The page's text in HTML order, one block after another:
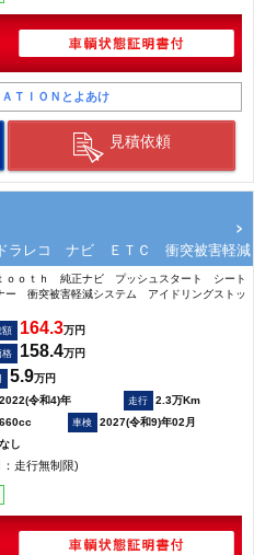
ＴＩＯＮとよあけ
見積依頼
ラレコ ナビ ＥＴＣ 衝突被害軽減
ｏｏｔｈ 純正ナビ プッシュスタート シート
衝突被害軽減システム アイドリングストッ
額 164.3万円
格 158.4万円
5.9万円
2022(令和4)年
2.3万Km
660cc
2027(令和9)年02月
なし
走行無制限)